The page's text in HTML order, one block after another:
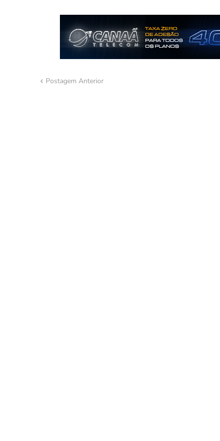
Postagem Anterior